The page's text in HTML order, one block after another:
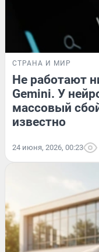
СТРАНА И МИР
Не работают
Gemini. У
массовый
известно
24 июня, 2026, 00:23